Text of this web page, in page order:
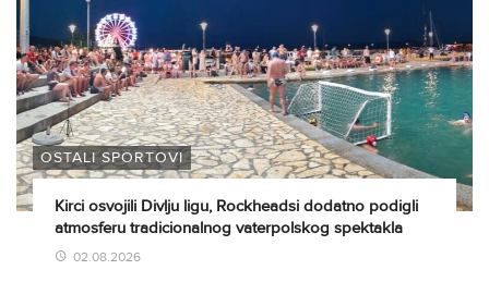
OSTALI SPORTOVI
Kirci osvojili Divlju ligu, Rockheadsi dodatno podigli
atmosferu tradicionalnog vaterpolskog spektakla
02.08.2026